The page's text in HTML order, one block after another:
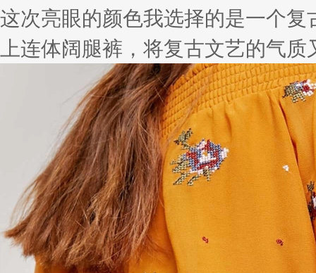
这次亮眼的颜色我选择的是一个
上连体阔腿裤，将复古文艺的气